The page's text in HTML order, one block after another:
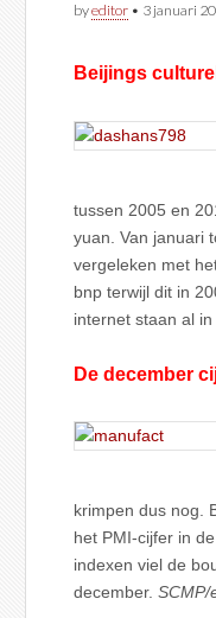
byeditor • 3 januari
Beijings
tussen 2005 en
yuan. Van januari
vergeleken met
bnp terwijl dit in
internet staan al
De december
krimpen dus nog.
het PMI-cijfer in
indexen viel de
december. SCMP/